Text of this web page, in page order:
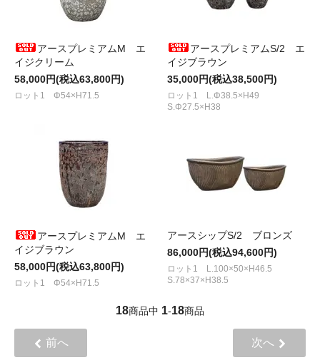
アースプレミアムM エ
イジクリーム
58,000円(税込63,800円)
ロット1 Φ54×H71.5
アースプレミアムS/2 エ
イジブラウン
35,000円(税込38,500円)
ロット1 L.Φ38.5×H49
S.Φ27.5×H38
アースプレミアムM エ
イジブラウン
58,000円(税込63,800円)
ロット1 Φ54×H71.5
アースシップS/2 ブロンズ
86,000円(税込94,600円)
ロット1 L.100×50×H46.5
S.78×37×H38.5
18商品中 1-18商品
前へ 次へ